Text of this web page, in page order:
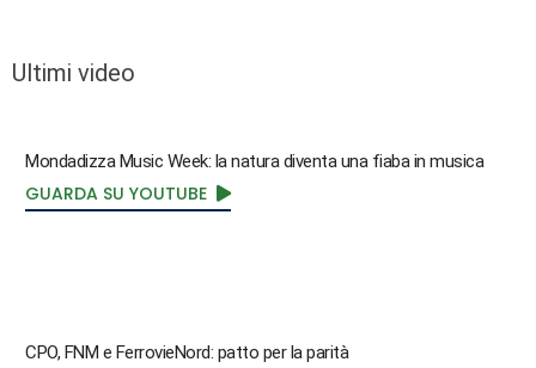
Ultimi video
Mondadizza Music Week: la natura diventa una fiaba in musica
GUARDA SU YOUTUBE
CPO, FNM e FerrovieNord: patto per la parità